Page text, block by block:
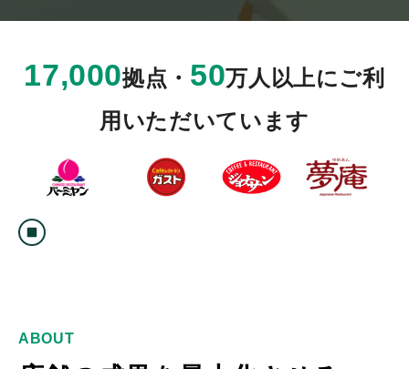
17,000拠点・ 50万人以上にご利
用いただいています
ABOUT